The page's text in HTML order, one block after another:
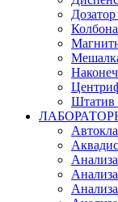
Штатив